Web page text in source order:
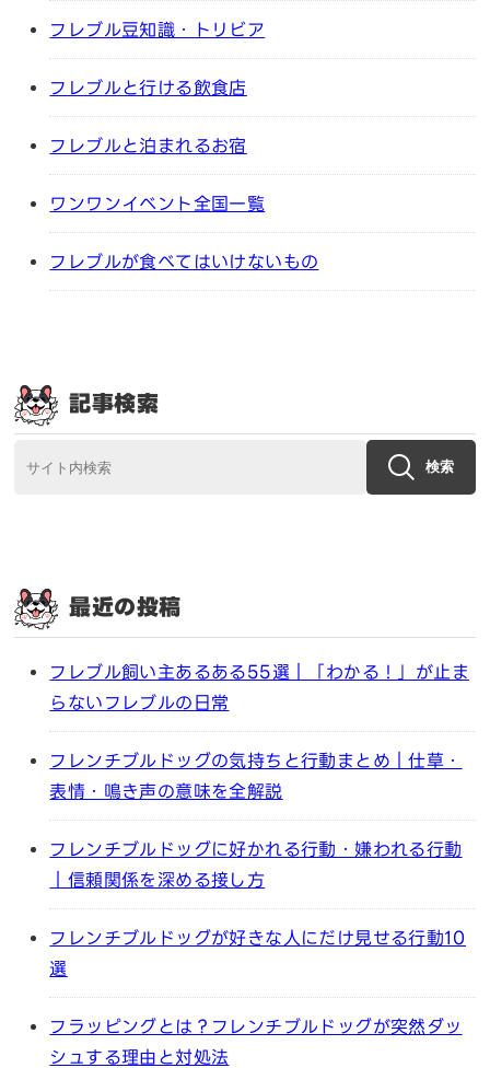
フレブル豆知識・トリビア
フレブルと行ける飲食店
フレブルと泊まれるお宿
ワンワンイベント全国一覧
フレブルが食べてはいけないもの
記事検索
検索
最近の投稿
フレブル飼い主あるある55選｜「わかる！」が止ま
らないフレブルの日常
フレンチブルドッグの気持ちと行動まとめ｜仕草・
表情・鳴き声の意味を全解説
フレンチブルドッグに好かれる行動・嫌われる行動
｜信頼関係を深める接し方
フレンチブルドッグが好きな人にだけ見せる行動10
選
フラッピングとは？フレンチブルドッグが突然ダッ
シュする理由と対処法